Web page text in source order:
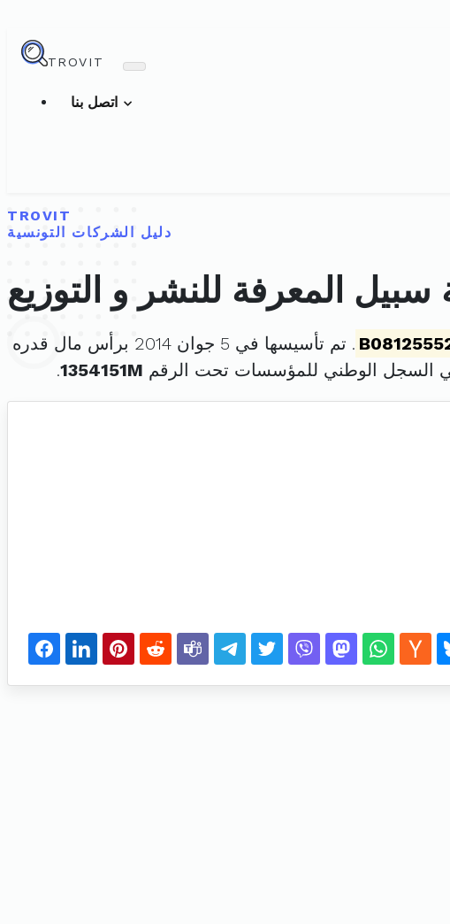
TROVIT
TROVIT
دليل الشركات التونسية
المعرفة للنشر و التوزيع
. تم تأسيسها في 5 جوان 2014 برأس مال قدره
السجل الوطني للمؤسسات تحت الرقم 1354151M
.